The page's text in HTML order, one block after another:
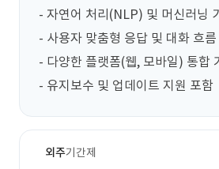
- 자연어 처리(NLP) 및 머신러닝
- 사용자 맞춤형 응답 및 대화 흐름
- 다양한 플랫폼(웹, 모바일) 통합
- 유지보수 및 업데이트 지원 포함
외주기간제